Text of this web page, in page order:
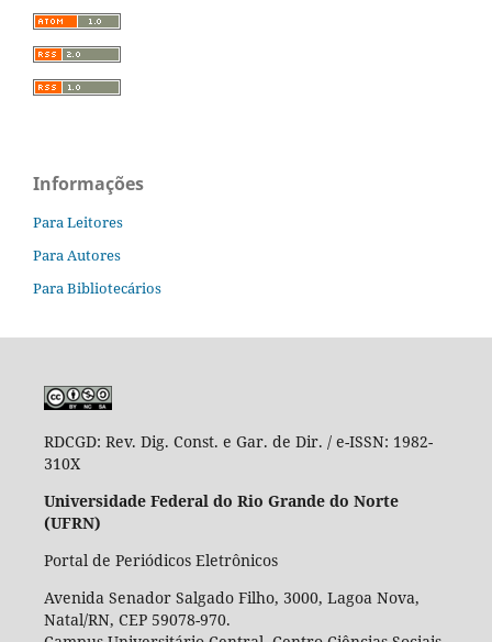
Informações
Para Leitores
Para Autores
Para Bibliotecários
RDCGD: Rev. Dig. Const. e Gar. de Dir. / e-ISSN: 1982-
310X
Universidade Federal do Rio Grande do Norte
(UFRN)
Portal de Periódicos Eletrônicos
Avenida Senador Salgado Filho, 3000, Lagoa Nova,
Natal/RN, CEP 59078-970.